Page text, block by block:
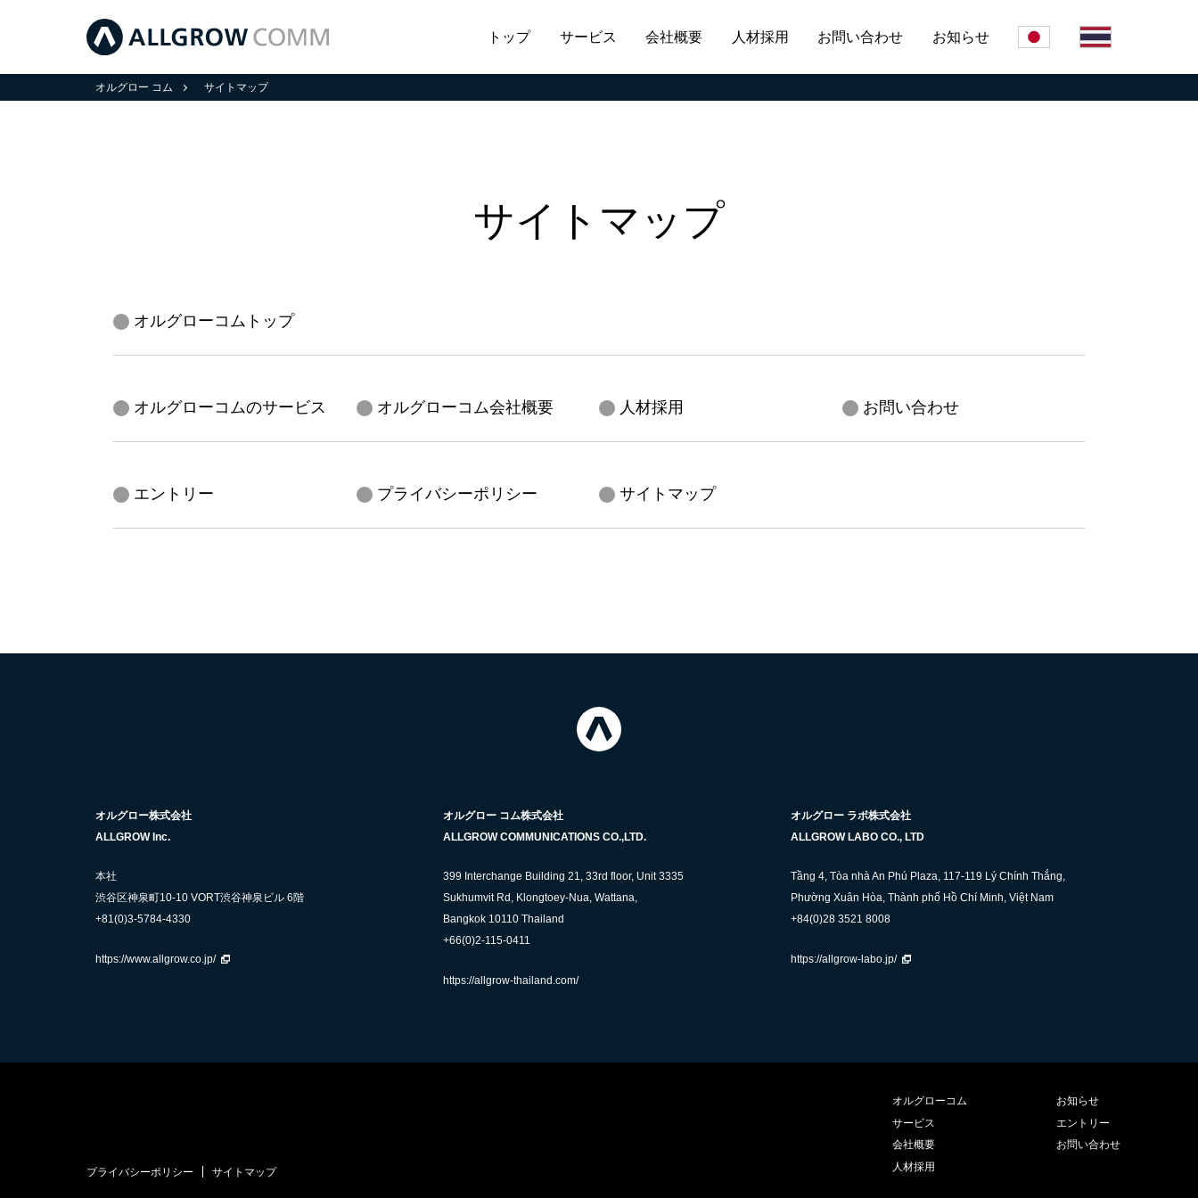
トップ サービス 会社概要 人材採用 お問い合わせ お知らせ
オルグロー コム サイトマップ
サイトマップ
オルグローコムトップ
オルグローコムのサービス オルグローコム会社概要 人材採用 お問い合わせ
エントリー プライバシーポリシー サイトマップ
オルグロー株式会社
ALLGROW Inc.
本社
渋谷区神泉町10-10 VORT渋谷神泉ビル 6階
+81(0)3-5784-4330
https://www.allgrow.co.jp/
オルグロー コム株式会社
ALLGROW COMMUNICATIONS CO.,LTD.
399 Interchange Building 21, 33rd floor, Unit 3335
Sukhumvit Rd, Klongtoey-Nua, Wattana,
Bangkok 10110 Thailand
+66(0)2-115-0411
https://allgrow-thailand.com/
オルグロー ラボ株式会社
ALLGROW LABO CO., LTD
Tầng 4, Tòa nhà An Phú Plaza, 117-119 Lý Chính Thắng,
Phường Xuân Hòa, Thành phố Hồ Chí Minh, Việt Nam
+84(0)28 3521 8008
https://allgrow-labo.jp/
プライバシーポリシー サイトマップ
オルグローコム
サービス
会社概要
人材採用
お知らせ
エントリー
お問い合わせ